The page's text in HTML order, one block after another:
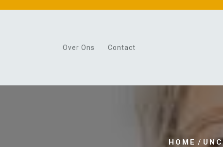
Over Ons Contact
HOME /